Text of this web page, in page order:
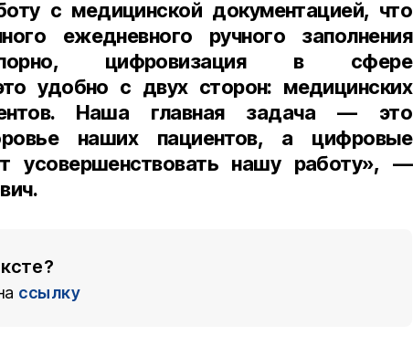
с медицинской документацией, что
ежедневного ручного заполнения
цифровизация в сфере
удобно с двух сторон: медицинских
Наша главная задача — это
наших пациентов, а цифровые
усовершенствовать нашу работу», —
ссылку